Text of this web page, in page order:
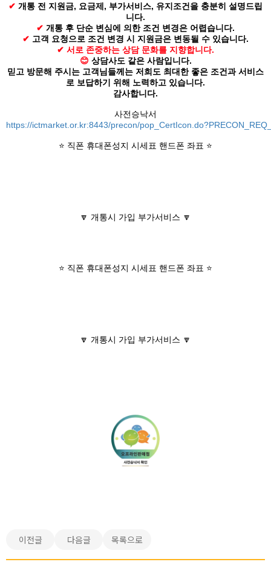
✔ 개통 전 지원금, 요금제, 부가서비스, 유지조건을 충분히 설명드립
니다.
✔ 개통 후 단순 변심에 의한 조건 변경은 어렵습니다.
✔ 고객 요청으로 조건 변경 시 지원금은 변동될 수 있습니다.
✔ 서로 존중하는 상담 문화를 지향합니다.
😊 상담사도 같은 사람입니다.
믿고 방문해 주시는 고객님들께는 저희도 최대한 좋은 조건과 서비스
로 보답하기 위해 노력하고 있습니다.
감사합니다.
사전승낙서
https://ictmarket.or.kr:8443/precon/
⭐ 직폰 휴대폰성지 시세표 핸드폰 좌표 ⭐
🔽 개통시 가입 부가서비스 🔽
⭐ 직폰 휴대폰성지 시세표 핸드폰 좌표 ⭐
🔽 개통시 가입 부가서비스 🔽
이전글 다음글 목록으로